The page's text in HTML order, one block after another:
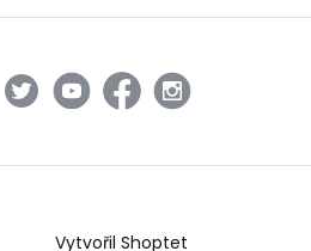
Vytvořil Shoptet